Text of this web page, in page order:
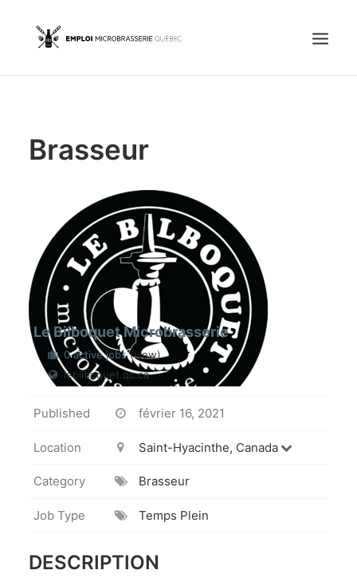
Emplois
OFFREZ UN EMPLOI
Portail Entreprise
Portail Candidat
Brasseur
Le Bilboquet Microbrasserie
0 active jobs(view)
lebilboquet.qc.ca
Published février 16, 2021
Location Saint-Hyacinthe, Canada
Category Brasseur
Job Type Temps Plein
DESCRIPTION